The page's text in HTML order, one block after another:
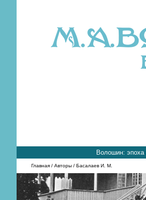
Волошин: эпоха
Главная/ Авторы/ Басалаев И. М.